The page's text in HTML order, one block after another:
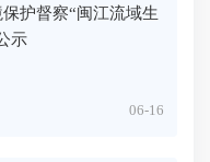
护督察“闽江流域生
示
06-16